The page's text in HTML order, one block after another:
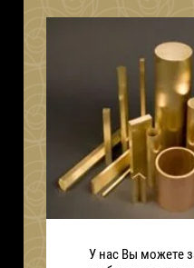
У нас Вы можете